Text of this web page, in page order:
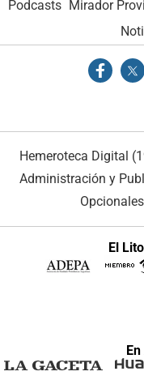
Podcasts Mirador
Hemeroteca Digital
Administración y
El